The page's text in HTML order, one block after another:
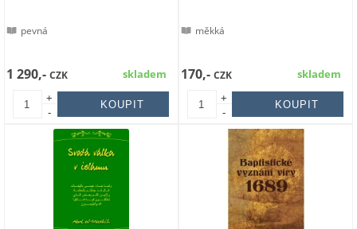
pevná
skladem
+
-
1 290,-CZK
měkká
skladem
+
-
170,-CZK